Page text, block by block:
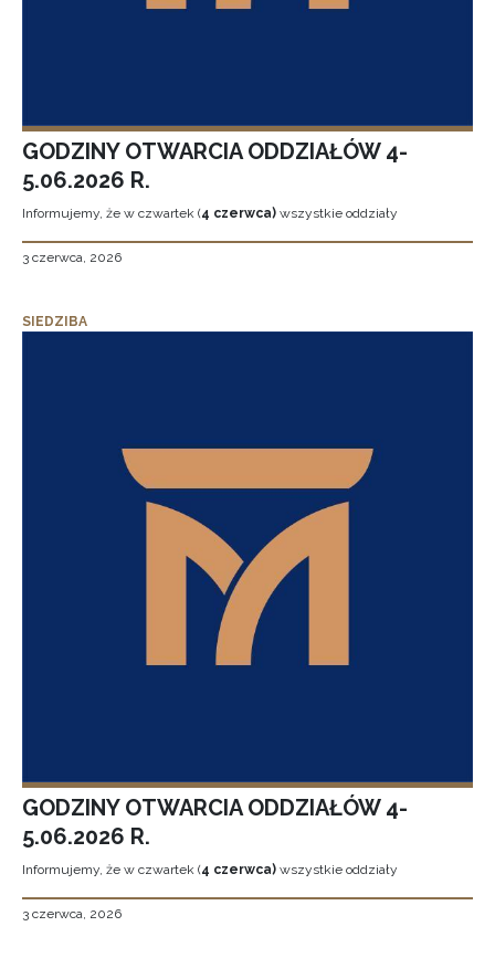
GODZINY OTWARCIA ODDZIAŁÓW 4-
5.06.2026 R.
Informujemy, że w czwartek (4 czerwca) wszystkie oddziały
3 czerwca, 2026
SIEDZIBA
GODZINY OTWARCIA ODDZIAŁÓW 4-
5.06.2026 R.
Informujemy, że w czwartek (4 czerwca) wszystkie oddziały
3 czerwca, 2026